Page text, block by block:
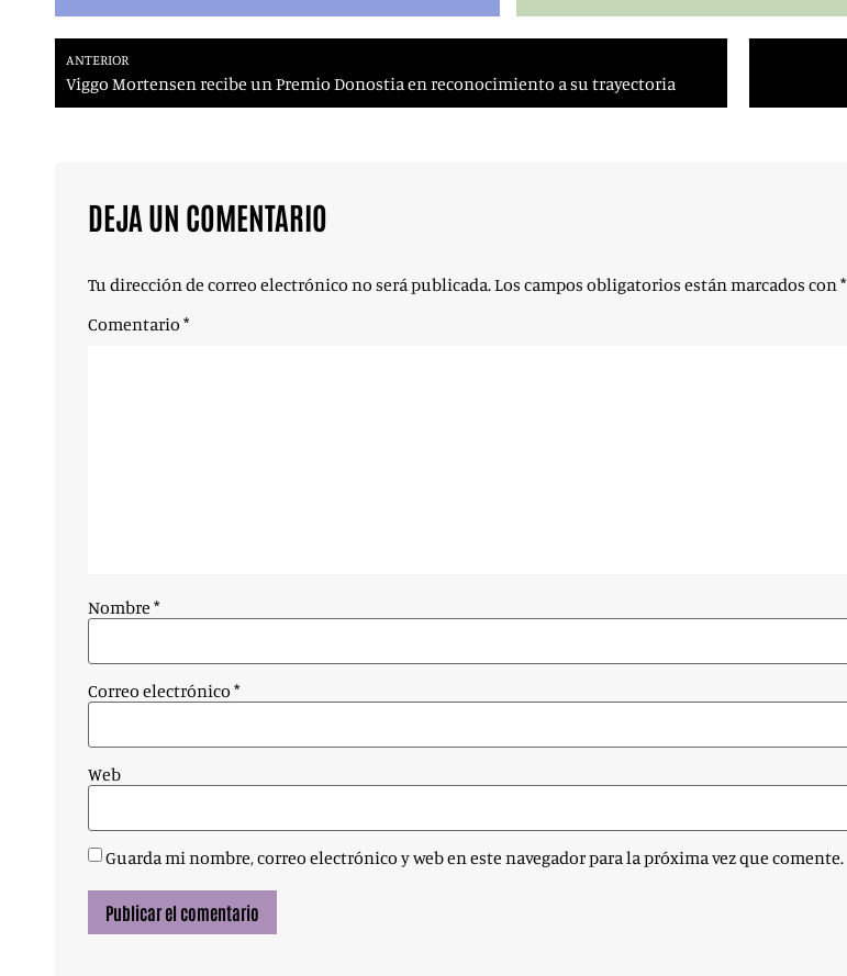
ANTERIOR
Viggo Mortensen recibe un Premio Donostia en reconocimiento a su trayectoria
DEJA UN COMENTARIO
Tu dirección de correo electrónico no será publicada.Los campos obligatorios están marcados con*
Comentario *
Nombre *
Correo electrónico *
Web
Guarda mi nombre, correo electrónico y web en este navegador para la próxima vez que comente.